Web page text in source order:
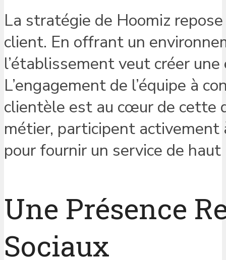
La stratégie de Hoomiz
client. En offrant un
l’établissement veut créer
L’engagement de l’équipe à
clientèle est au cœur de cette
métier, participent activement
pour fournir un service de haut
Une Présence
Sociaux